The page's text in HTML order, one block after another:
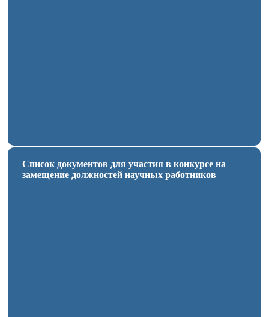
Список документов для участия в конкурсе на
замещение должностей научных работников